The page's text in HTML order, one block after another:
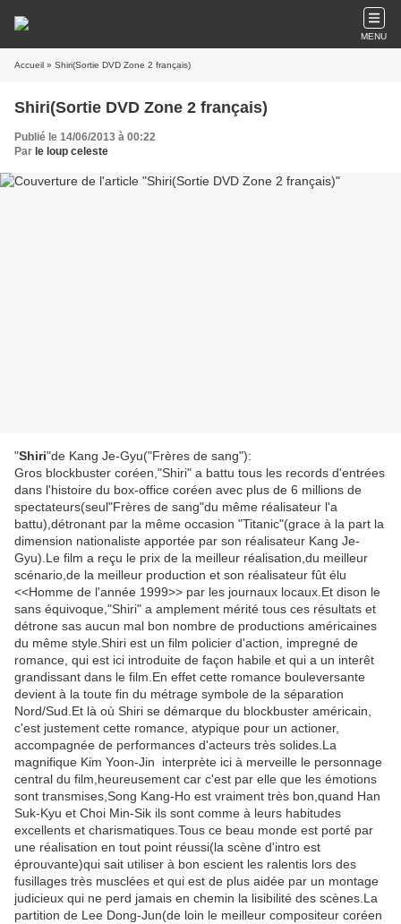
MENU
Accueil » Shiri(Sortie DVD Zone 2 français)
Shiri(Sortie DVD Zone 2 français)
Publié le 14/06/2013 à 00:22
Par le loup celeste
"Shiri"de Kang Je-Gyu("Frères de sang"):
Gros blockbuster coréen,"Shiri" a battu tous les records d'entrées
dans l'histoire du box-office coréen avec plus de 6 millions de
spectateurs(seul"Frères de sang"du même réalisateur l'a
battu),détronant par la même occasion "Titanic"(grace à la part la
dimension nationaliste apportée par son réalisateur Kang Je-
Gyu).Le film a reçu le prix de la meilleur réalisation,du meilleur
scénario,de la meilleur production et son réalisateur fût élu
<<Homme de l'année 1999>> par les journaux locaux.Et dison le
sans équivoque,"Shiri" a amplement mérité tous ces résultats et
détrone sas aucun mal bon nombre de productions américaines
du même style.Shiri est un film policier d'action, impregné de
romance, qui est ici introduite de façon habile et qui a un interêt
grandissant dans le film.En effet cette romance bouleversante
devient à la toute fin du métrage symbole de la séparation
Nord/Sud.Et là où Shiri se démarque du blockbuster américain,
c'est justement cette romance, atypique pour un actioner,
accompagnée de performances d'acteurs très solides.La
magnifique Kim Yoon-Jin interprète ici à merveille le personnage
central du film,heureusement car c'est par elle que les émotions
sont transmises,Song Kang-Ho est vraiment très bon,quand Han
Suk-Kyu et Choi Min-Sik ils sont comme à leurs habitudes
excellents et charismatiques.Tous ce beau monde est porté par
une réalisation en tout point réussi(la scène d'intro est
éprouvante)qui sait utiliser à bon escient les ralentis lors des
fusillages très musclées et qui est de plus aidée par un montage
judicieux qui ne perd jamais en chemin la lisibilité des scènes.La
partition de Lee Dong-Jun(de loin le meilleur compositeur coréen